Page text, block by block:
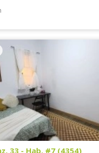
33 - Hab. #7 (4354)